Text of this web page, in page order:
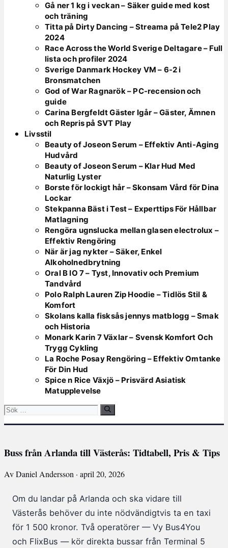
Gå ner 1 kg i veckan – Säker guide med kost
och träning
Titta på Dirty Dancing – Streama på Tele2 Play
2024
Race Across the World Sverige Deltagare – Full
lista och profiler 2024
Sverige Danmark Hockey VM – 6-2 i
Bronsmatchen
God of War Ragnarök – PC-recension och
guide
Carina Bergfeldt Gäster Igår – Gäster, Ämnen
och Repris på SVT Play
Livsstil
Beauty of Joseon Serum – Effektiv Anti-Aging
Hudvård
Beauty of Joseon Serum – Klar Hud Med
Naturlig Lyster
Borste för lockigt hår – Skonsam Vård för Dina
Lockar
Stekpanna Bäst i Test – Experttips För Hållbar
Matlagning
Rengöra ugnslucka mellan glasen electrolux –
Effektiv Rengöring
När är jag nykter – Säker, Enkel
Alkoholnedbrytning
Oral B IO 7 – Tyst, Innovativ och Premium
Tandvård
Polo Ralph Lauren Zip Hoodie – Tidlös Stil &
Komfort
Skolans kalla fisksås jennys matblogg – Smak
och Historia
Monark Karin 7 Växlar – Svensk Komfort Och
Trygg Cykling
La Roche Posay Rengöring – Effektiv Omtanke
För Din Hud
Spice n Rice Växjö – Prisvärd Asiatisk
Matupplevelse
Sök
Buss från Arlanda till Västerås: Tidtabell, Pris & Tips
Av Daniel Andersson · april 20, 2026
Om du landar på Arlanda och ska vidare till
Västerås behöver du inte nödvändigtvis ta en taxi
för 1 500 kronor. Två operatörer — Vy Bus4You
och FlixBus — kör direkta bussar från Terminal 5